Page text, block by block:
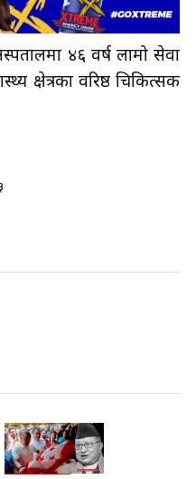
४६ वर्ष लामो सेवा
क्षेत्रका वरिष्ठ चिकित्सक